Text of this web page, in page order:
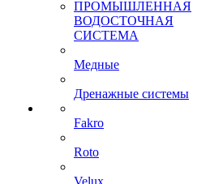
ПРОМЫШЛЕННАЯ
ВОДОСТОЧНАЯ
СИСТЕМА
Медные
Дренажные системы
Fakro
Roto
Velux